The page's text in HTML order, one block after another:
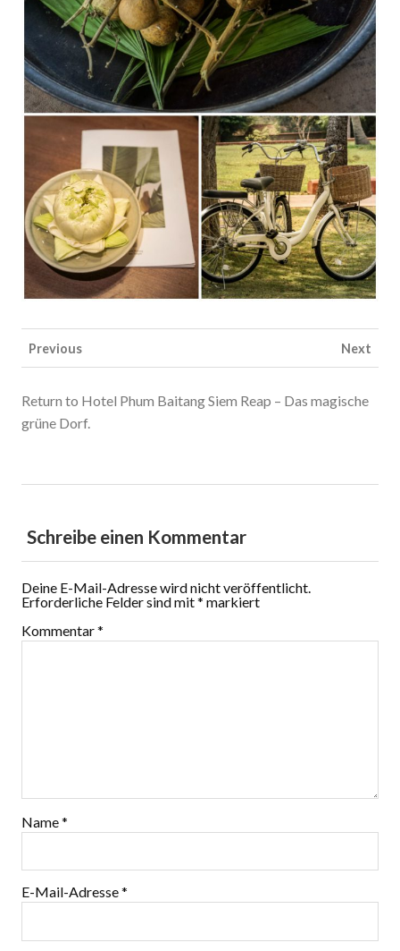
Previous Next
Return to Hotel Phum Baitang Siem Reap – Das magische
grüne Dorf.
Schreibe einen Kommentar
Deine E-Mail-Adresse wird nicht veröffentlicht.
Erforderliche Felder sind mit* markiert
Kommentar*
Name*
E-Mail-Adresse*